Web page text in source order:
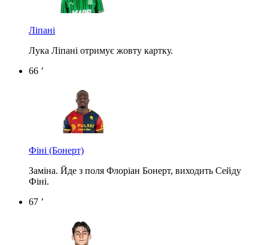
Ліпані
Лука Ліпані отримує жовту картку.
66 ’
Фіні (Бонерт)
Заміна. Йде з поля Флоріан Бонерт, виходить Сейду
Фіні.
67 ’